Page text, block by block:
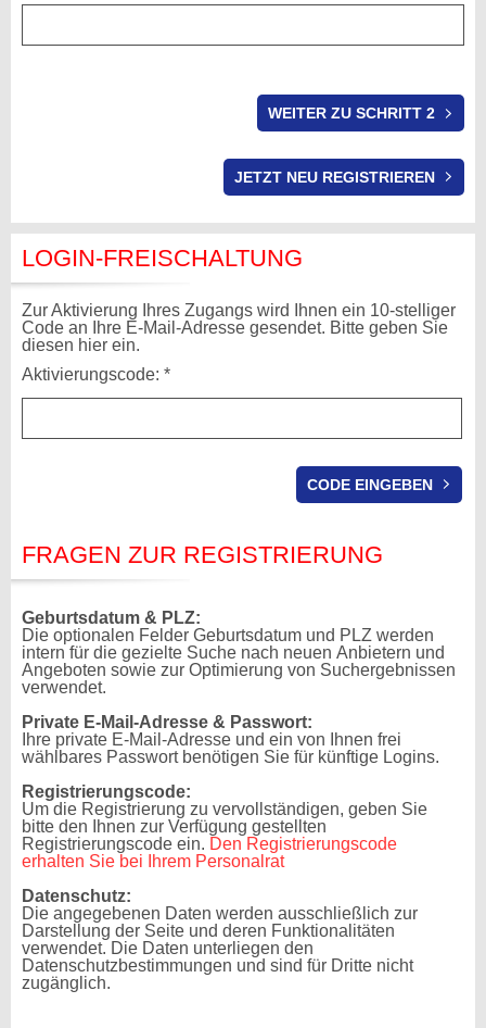
WEITER ZU SCHRITT 2
LOGIN-FREISCHALTUNG
Zur Aktivierung Ihres Zugangs wird Ihnen ein 10-stelliger
Code an Ihre E-Mail-Adresse gesendet. Bitte geben Sie
diesen hier ein.
Aktivierungscode: *
FRAGEN ZUR REGISTRIERUNG
Geburtsdatum & PLZ:
Die optionalen Felder Geburtsdatum und PLZ werden
intern für die gezielte Suche nach neuen Anbietern und
Angeboten sowie zur Optimierung von Suchergebnissen
verwendet.
Private E-Mail-Adresse & Passwort:
Ihre private E-Mail-Adresse und ein von Ihnen frei
wählbares Passwort benötigen Sie für künftige Logins.
Registrierungscode:
Um die Registrierung zu vervollständigen, geben Sie
bitte den Ihnen zur Verfügung gestellten
Registrierungscode ein. Den Registrierungscode
erhalten Sie bei Ihrem Personalrat
Datenschutz:
Die angegebenen Daten werden ausschließlich zur
Darstellung der Seite und deren Funktionalitäten
verwendet. Die Daten unterliegen den
Datenschutzbestimmungen und sind für Dritte nicht
zugänglich.